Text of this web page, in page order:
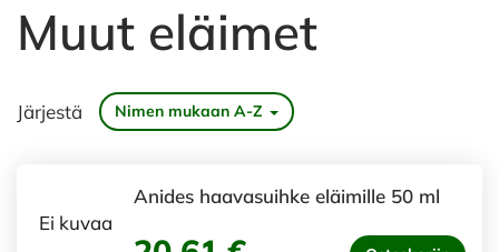
Muut eläimet
Järjestä Nimen mukaan A-Z
Ei kuvaa
Anides haavasuihke eläimille 50 ml